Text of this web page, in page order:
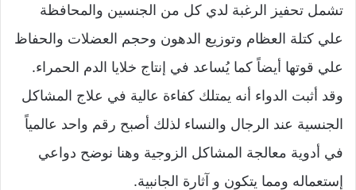
تشمل تحفيز الرغبة لدي كل من الجنسين والمحافظة
علي كتلة العظام وتوزيع الدهون وحجم العضلات والحفاظ
علي قوتها أيضاً كما يُساعد في إنتاج خلايا الدم الحمراء.
وقد أثبت الدواء أنه يمتلك كفاءة عالية في علاج المشاكل
الجنسية عند الرجال والنساء لذلك أصبح رقم واحد عالمياً
في أدوية معالجة المشاكل الزوجية وهنا نوضح دواعي
إستعماله ومما يتكون و آثارة الجانبية.